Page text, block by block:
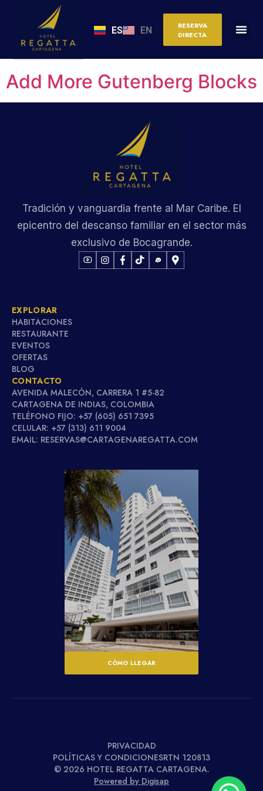
ES EN
RESERVA
DIRECTA
Archivos:Automatic
Translations
Add More Gutenberg Blocks
Tradición y vanguardia frente al Mar Caribe. El
epicentro del descanso familiar en el sector más
exclusivo de Bocagrande.
EXPLORAR
HABITACIONES
RESTAURANTE
EVENTOS
OFERTAS
BLOG
CONTACTO
AVENIDA MALECÓN, CARRERA 1 #5-82
CARTAGENA DE INDIAS, COLOMBIA
TELÉFONO FIJO: +57 (605) 651 7395
CELULAR: +57 (313) 611 9004
EMAIL: RESERVAS@CARTAGENAREGATTA.COM
CÓMO LLEGAR
© 2026 HOTEL REGATTA CARTAGENA.
Powered by Digisap
PRIVACIDAD
POLÍTICAS Y CONDICIONESRTN 120813